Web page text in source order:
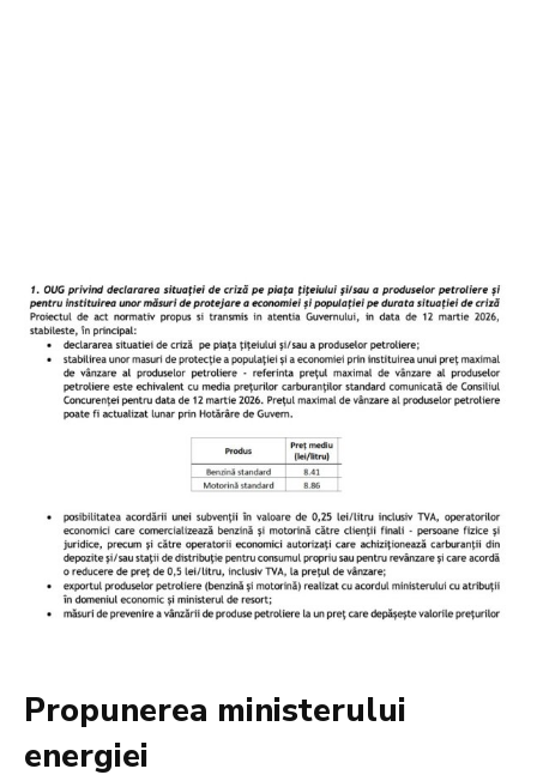
Propunerea ministerului
energiei